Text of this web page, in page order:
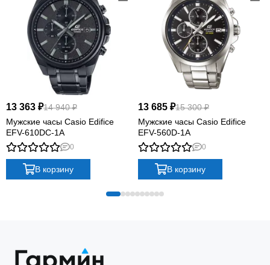
13 363 ₽14 940 ₽
Мужские часы Casio Edifice
EFV-610DC-1A
0
В корзину
13 685 ₽15 300 ₽
Мужские часы Casio Edifice
EFV-560D-1A
0
В корзину